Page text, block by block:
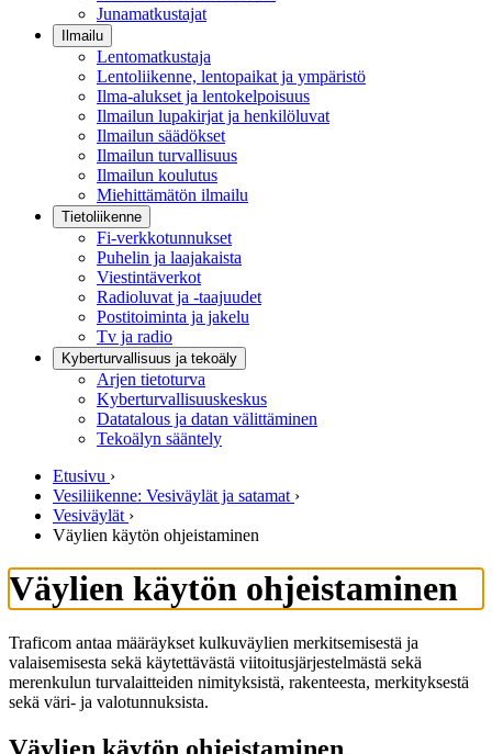
Junamatkustajat
Ilmailu
Lentomatkustaja
Lentoliikenne, lentopaikat ja ympäristö
Ilma-alukset ja lentokelpoisuus
Ilmailun lupakirjat ja henkilöluvat
Ilmailun säädökset
Ilmailun turvallisuus
Ilmailun koulutus
Miehittämätön ilmailu
Tietoliikenne
Fi-verkkotunnukset
Puhelin ja laajakaista
Viestintäverkot
Radioluvat ja -taajuudet
Postitoiminta ja jakelu
Tv ja radio
Kyberturvallisuus ja tekoäly
Arjen tietoturva
Kyberturvallisuuskeskus
Datatalous ja datan välittäminen
Tekoälyn sääntely
Etusivu ›
Vesiliikenne: Vesiväylät ja satamat ›
Vesiväylät ›
Väylien käytön ohjeistaminen
Väylien käytön ohjeistaminen
Traficom antaa määräykset kulkuväylien merkitsemisestä ja
valaisemisesta sekä käytettävästä viitoitusjärjestelmästä sekä
merenkulun turvalaitteiden nimityksistä, rakenteesta, merkityksestä
sekä väri- ja valotunnuksista.
Väylien käytön ohjeistaminen